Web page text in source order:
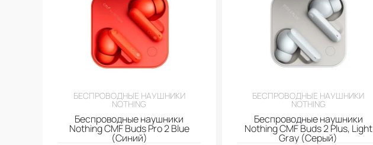
БЕСПРОВОДНЫЕ НАУШНИКИ
NOTHING
Беспроводные наушники
Nothing CMF Buds Pro 2 Blue
(Синий)
БЕСПРОВОДНЫЕ НАУШНИКИ
NOTHING
Беспроводные наушники
Nothing CMF Buds 2 Plus, Light
Gray (Серый)